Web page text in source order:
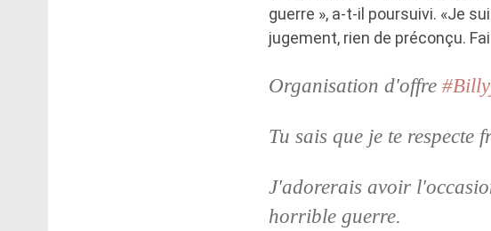
guerre », a-t-il poursuivi. «Je
jugement, rien de préconçu.
Organisation d'offre
Tu sais que je te respecte
J'adorerais avoir
horrible guerre.